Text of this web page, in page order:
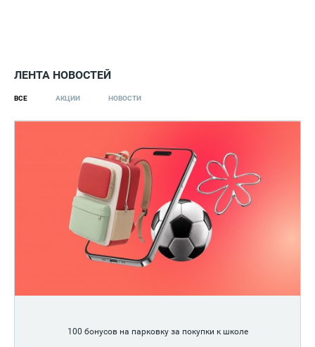
ЛЕНТА НОВОСТЕЙ
ВСЕ АКЦИИ НОВОСТИ
100 бонусов на парковку за покупки к школе